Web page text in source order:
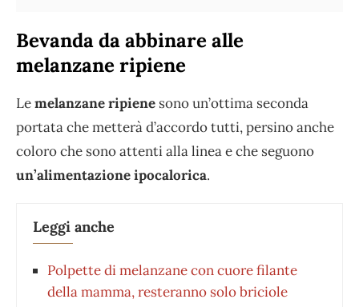
Bevanda da abbinare alle
melanzane ripiene
Lemelanzane ripiene sono un’ottima seconda
portata che metterà d’accordo tutti, persino anche
coloro che sono attenti alla linea e che seguono
un’alimentazione ipocalorica.
Leggi anche
Polpette di melanzane con cuore filante
della mamma, resteranno solo briciole